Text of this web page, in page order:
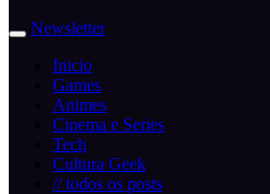
Newsletter
Inicio
Games
Animes
Cinema e Series
Tech
Cultura Geek
// todos os posts